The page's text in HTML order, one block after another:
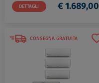
DETTAGLI € 1.689,00
CONSEGNA GRATUITA